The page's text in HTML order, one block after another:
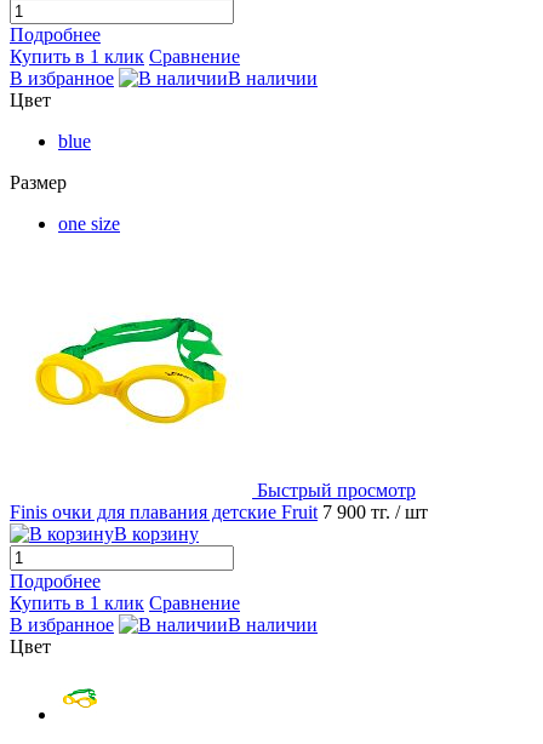
Подробнее
Купить в 1 клик Сравнение
В избранное
В наличии
Цвет
blue
Размер
one size
Быстрый просмотр
Finis очки для плавания детские Fruit 7 900 тг. / шт
В корзину
Подробнее
Купить в 1 клик Сравнение
В избранное
В наличии
Цвет